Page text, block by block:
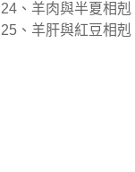
24、羊肉與半夏相
25、羊肝與紅豆相剋